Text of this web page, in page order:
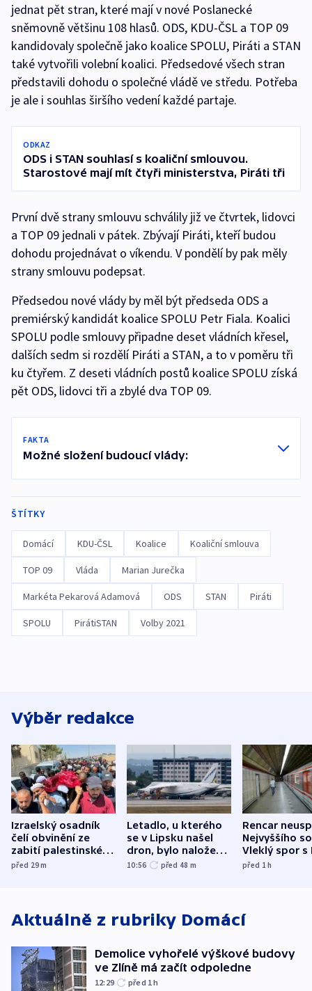
jednat pět stran, které mají v nové Poslanecké
sněmovně většinu 108 hlasů. ODS, KDU-ČSL a TOP 09
kandidovaly společně jako koalice SPOLU, Piráti a STAN
také vytvořili volební koalici. Předsedové všech stran
představili dohodu o společné vládě ve středu. Potřeba
je ale i souhlas širšího vedení každé partaje.
ODKAZ
ODS i STAN souhlasí s koaliční smlouvou.
Starostové mají mít čtyři ministerstva, Piráti tři
První dvě strany smlouvu schválily již ve čtvrtek, lidovci
a TOP 09 jednali v pátek. Zbývají Piráti, kteří budou
dohodu projednávat o víkendu. V pondělí by pak měly
strany smlouvu podepsat.
Předsedou nové vlády by měl být předseda ODS a
premiérský kandidát koalice SPOLU Petr Fiala. Koalici
SPOLU podle smlouvy připadne deset vládních křesel,
dalších sedm si rozdělí Piráti a STAN, a to v poměru tři
ku čtyřem. Z deseti vládních postů koalice SPOLU získá
pět ODS, lidovci tři a zbylé dva TOP 09.
FAKTA
Možné složení budoucí vlády:
ŠTÍTKY
Domácí KDU-ČSL Koalice Koaliční smlouva
TOP 09 Vláda Marian Jurečka
Markéta Pekarová Adamová ODS STAN Piráti
SPOLU PirátiSTAN Volby 2021
Výběr redakce
Izraelský osadník
čelí obvinění ze
zabití palestinského
aktivisty
před 29m
Letadlo, u kterého
se v Lipsku našel
dron, bylo naložené
municí, píší média
10:56 před 48 m
Rencar
Nejvyššího
Vleklý spor s
reklamní
před 1h
Aktuálně z rubriky Domácí
Demolice vyhořelé výškové budovy
ve Zlíně má začít odpoledne
12:29 před 1h